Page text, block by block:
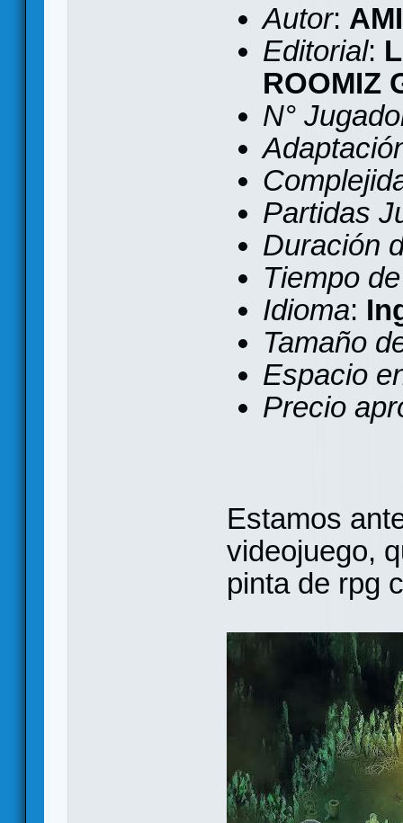
Autor:
Editorial:
ROOMIZ
N°
Partidas
Duración
Tiempo
Idioma:
Tamaño
Espacio
Precio
Estamos
videojuego,
pinta de rpg